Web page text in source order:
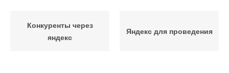
Конкуренты через
яндекс
Яндекс для проведения